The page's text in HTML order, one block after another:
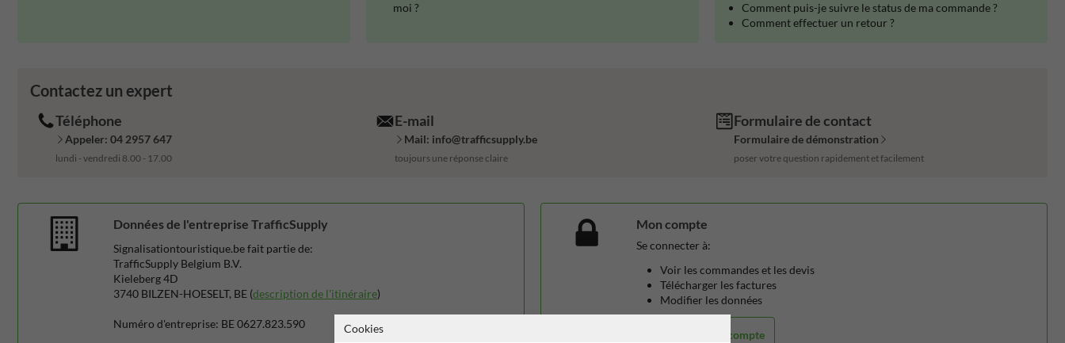
moi ?
Comment puis-je suivre le status de ma commande ?
Comment effectuer un retour ?
Contactez un expert
Téléphone
Appeler: 04 2957 647
lundi - vendredi 8.00 - 17.00
E-mail
Mail: info@trafficsupply.be
toujours une réponse claire
Formulaire de contact
Formulaire de démonstration
poser votre question rapidement et facilement
Données de l'entreprise TrafficSupply
Signalisationtouristique.be fait partie de:
TrafficSupply Belgium B.V.
Kieleberg 4D
3740 BILZEN-HOESELT, BE (description de l'itinéraire)
Numéro d'entreprise: BE 0627.823.590
Mon compte
Se connecter à:
Voir les commandes et les devis
Télécharger les factures
Modifier les données
Se connecter au compte
Cookies